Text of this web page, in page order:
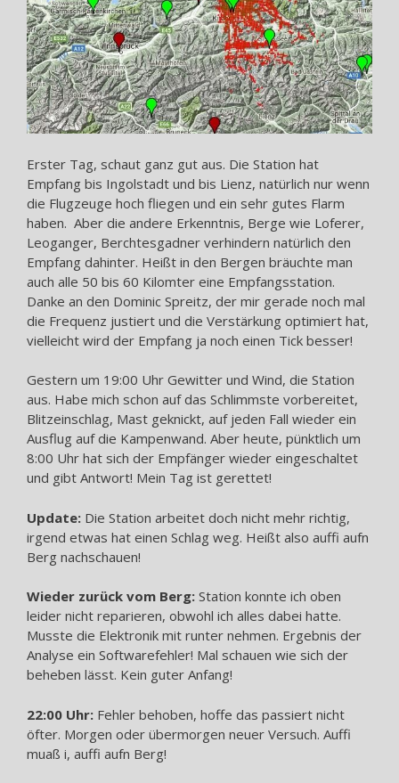
Erster Tag, schaut ganz gut aus. Die Station hat
Empfang bis Ingolstadt und bis Lienz, natürlich nur wenn
die Flugzeuge hoch fliegen und ein sehr gutes Flarm
haben. Aber die andere Erkenntnis, Berge wie Loferer,
Leoganger, Berchtesgadner verhindern natürlich den
Empfang dahinter. Heißt in den Bergen bräuchte man
auch alle 50 bis 60 Kilomter eine Empfangsstation.
Danke an den Dominic Spreitz, der mir gerade noch mal
die Frequenz justiert und die Verstärkung optimiert hat,
vielleicht wird der Empfang ja noch einen Tick besser!
Gestern um 19:00 Uhr Gewitter und Wind, die Station
aus. Habe mich schon auf das Schlimmste vorbereitet,
Blitzeinschlag, Mast geknickt, auf jeden Fall wieder ein
Ausflug auf die Kampenwand. Aber heute, pünktlich um
8:00 Uhr hat sich der Empfänger wieder eingeschaltet
und gibt Antwort! Mein Tag ist gerettet!
Update: Die Station arbeitet doch nicht mehr richtig,
irgend etwas hat einen Schlag weg. Heißt also auffi aufn
Berg nachschauen!
Wieder zurück vom Berg: Station konnte ich oben
leider nicht reparieren, obwohl ich alles dabei hatte.
Musste die Elektronik mit runter nehmen. Ergebnis der
Analyse ein Softwarefehler! Mal schauen wie sich der
beheben lässt. Kein guter Anfang!
22:00 Uhr: Fehler behoben, hoffe das passiert nicht
öfter. Morgen oder übermorgen neuer Versuch. Auffi
muaß i, auffi aufn Berg!